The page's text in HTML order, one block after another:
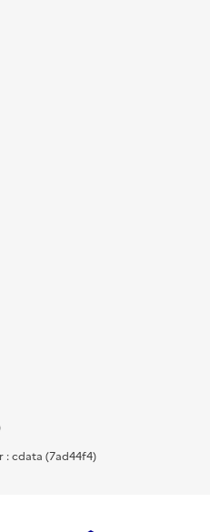
: cdata (7ad44f4)